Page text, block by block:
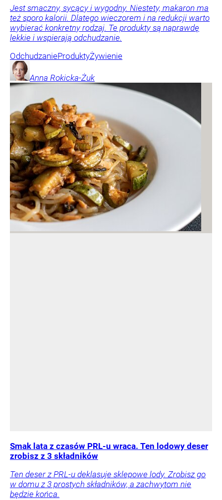
Jest smaczny, sycący i wygodny. Niestety, makaron ma
też sporo kalorii. Dlatego wieczorem i na redukcji warto
wybierać konkretny rodzaj. Te produkty są naprawdę
lekkie i wspierają odchudzanie.
OdchudzanieProduktyŻywienie
Anna Rokicka-Żuk
Smak lata z czasów PRL-u wraca. Ten lodowy deser
zrobisz z 3 składników
Ten deser z PRL-u deklasuje sklepowe lody. Zrobisz go
w domu z 3 prostych składników, a zachwytom nie
będzie końca.